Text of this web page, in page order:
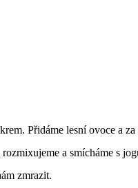
Přidáme lesní ovoce a
a smícháme s
zmrazit.